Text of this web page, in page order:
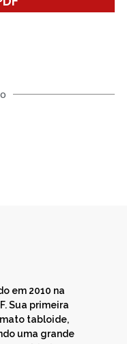
em 2010 na
Sua primeira
tabloide,
uma grande